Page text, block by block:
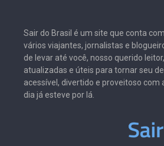
Sair do Brasil é um site que conta
vários viajantes, jornalistas e
de levar até você, nosso querido
atualizadas e úteis para tornar seu
acessível, divertido e proveitoso com
dia já esteve por lá.